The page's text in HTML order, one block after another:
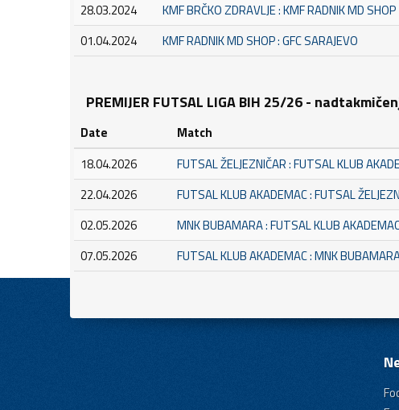
28.03.2024
KMF BRČKO ZDRAVLJE : KMF RADNIK MD SHOP
01.04.2024
KMF RADNIK MD SHOP : GFC SARAJEVO
PREMIJER FUTSAL LIGA BIH 25/26 -
Date Match
18.04.2026
FUTSAL ŽELJEZNIČAR : FUTSAL KLUB
22.04.2026
FUTSAL KLUB AKADEMAC : FUTSAL
02.05.2026
MNK BUBAMARA : FUTSAL KLUB
07.05.2026
FUTSAL KLUB AKADEMAC : MNK